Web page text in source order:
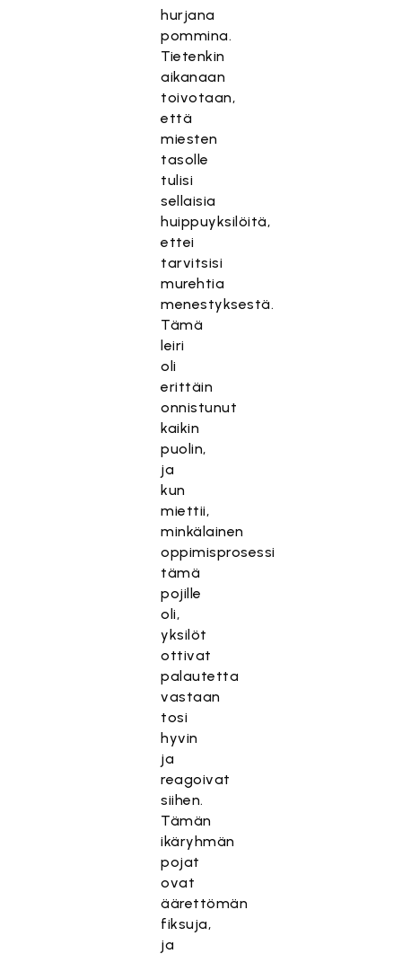
hurjana
pommina.
Tietenkin
aikanaan
toivotaan,
että
miesten
tasolle
tulisi
sellaisia
huippuyksilöitä,
ettei
tarvitsisi
murehtia
menestyksestä.
Tämä
leiri
oli
erittäin
onnistunut
kaikin
puolin,
ja
kun
miettii,
minkälainen
oppimisprosessi
tämä
pojille
oli,
yksilöt
ottivat
palautetta
vastaan
tosi
hyvin
ja
reagoivat
siihen.
Tämän
ikäryhmän
pojat
ovat
äärettömän
fiksuja,
ja